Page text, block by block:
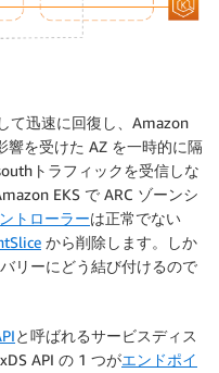
て迅速に回復し、Amazon
響を受けた AZ を一時的に隔
トラフィックを受信しな
EKS で ARC ゾーンシ
トローラーは正常でない
から削除します。しか
リーにどう結び付けるので
と呼ばれるサービスディス
API の 1 つがエンドポイ